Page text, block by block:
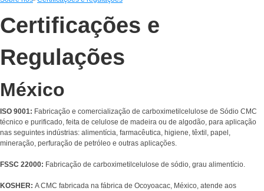
Certificações e
Regulações
México
ISO 9001: Fabricação e comercialização de carboximetilcelulose de Sódio CMC
técnico e purificado, feita de celulose de madeira ou de algodão, para aplicação
nas seguintes indústrias: alimentícia, farmacêutica, higiene, têxtil, papel,
mineração, perfuração de petróleo e outras aplicações.
FSSC 22000: Fabricação de carboximetilcelulose de sódio, grau alimentício.
KOSHER: A CMC fabricada na fábrica de Ocoyoacac, México, atende aos